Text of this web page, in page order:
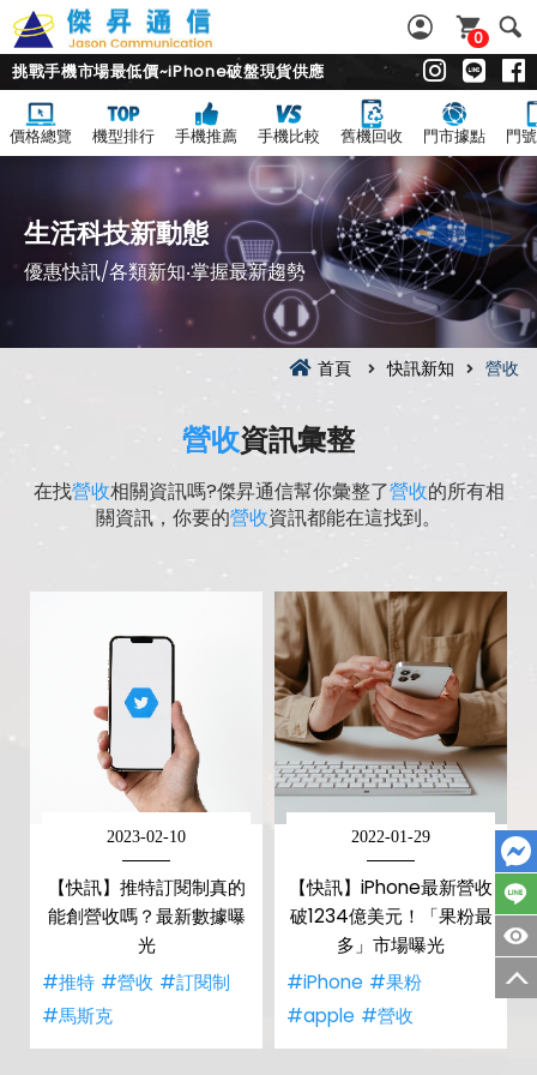
0
挑戰手機市場最低價~iPhone破盤現貨供應
價格總覽 機型排行 手機推薦 手機比較 舊機回收 門市據點 門
生活科技新動態
優惠快訊/各類新知‧掌握最新趨勢
首頁 快訊新知 營收
營收資訊彙整
在找營收相關資訊嗎?傑昇通信幫你彙整了營收的所有相
關資訊，你要的營收資訊都能在這找到。
2023-02-10
【快訊】推特訂閱制真的
能創營收嗎？最新數據曝
光
#推特 #營收 #訂閱制
#馬斯克
2022-01-29
【快訊】iPhone最新營收
破1234億美元！「果粉最
多」市場曝光
#iPhone #果粉
#apple #營收